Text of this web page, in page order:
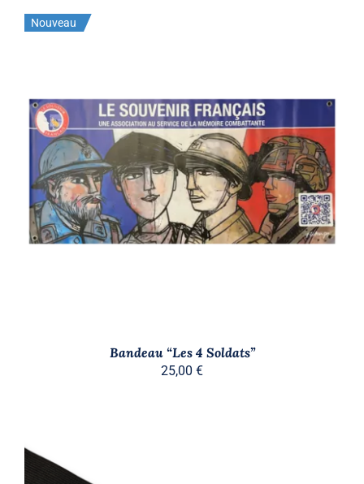
Nouveau
AJOUTER AU PANIER
/
DÉTAILS
Bandeau “Les 4 Soldats”
25,00 €